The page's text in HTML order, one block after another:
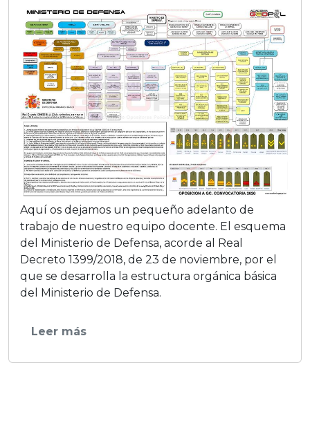
Aquí­ os dejamos un pequeño adelanto de
trabajo de nuestro equipo docente. El esquema
del Ministerio de Defensa, acorde al Real
Decreto 1399/2018, de 23 de noviembre, por el
que se desarrolla la estructura orgánica básica
del Ministerio de Defensa.
Leer más